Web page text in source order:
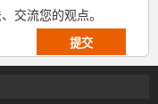
交流您的观点。